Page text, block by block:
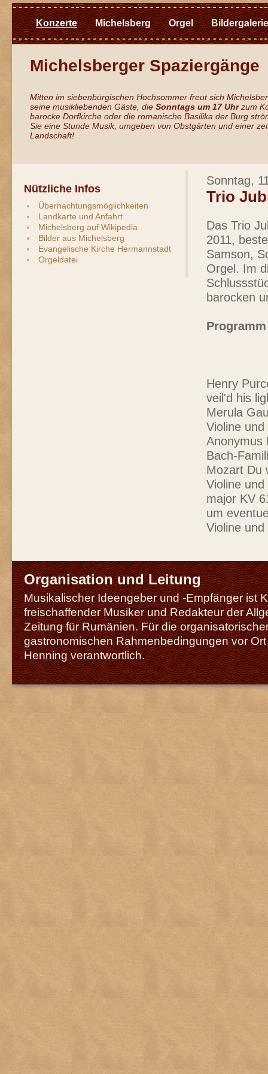
Konzerte Michelsberg Orgel Bildergalerie
Michelsberger Spaziergänge
Mitten im siebenbürgischen Hochsommer freut sich
seine musikliebenden Gäste, die Sonntags um 17 Uhrzum
barocke Dorfkirche oder die romanische Basilika der Burg
Sie eine Stunde Musik, umgeben von Obstgärten und einer
Landschaft!
Sonntag,
Trio
Das Trio
2011,
Samson,
Orgel. Im
barocken
Henry
veil'd his
Merula
Violine
Anonymus
Bach-
Mozart Du
Violine
major KV
um
Violine und
Nützliche Infos
Übernachtungsmöglichkeiten
Landkarte und Anfahrt
Michelsberg auf Wikipedia
Bilder aus Michelsberg
Evangelische Kirche Hermannstadt
Orgeldatei
Organisation und Leitung
Musikalischer Ideengeber und -Empfänger ist
freischaffender Musiker und Redakteur der
Zeitung für Rumänien. Für die
gastronomischen Rahmenbedingungen vor
Henning verantwortlich.